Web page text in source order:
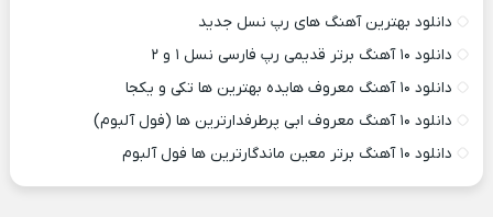
دانلود بهترین آهنگ های رپ نسل جدید
دانلود ۱۰ آهنگ برتر قدیمی رپ فارسی نسل ۱ و ۲
دانلود ۱۰ آهنگ معروف هایده بهترین ها تکی و یکجا
دانلود ۱۰ آهنگ معروف ابی پرطرفدارترین ها (فول آلبوم)
دانلود ۱۰ آهنگ برتر معین ماندگارترین ها فول آلبوم